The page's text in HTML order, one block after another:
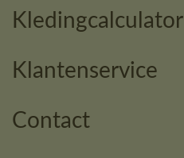
Kledingcalculator
Klantenservice
Contact